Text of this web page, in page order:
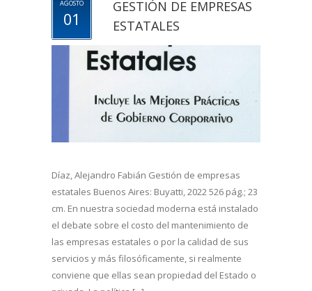
AGOSTO
01
GESTIÓN DE EMPRESAS
ESTATALES
Díaz, Alejandro Fabián Gestión de empresas
estatales Buenos Aires: Buyatti, 2022 526 pág.; 23
cm. En nuestra sociedad moderna está instalado
el debate sobre el costo del mantenimiento de
las empresas estatales o por la calidad de sus
servicios y más filosóficamente, si realmente
conviene que ellas sean propiedad del Estado o